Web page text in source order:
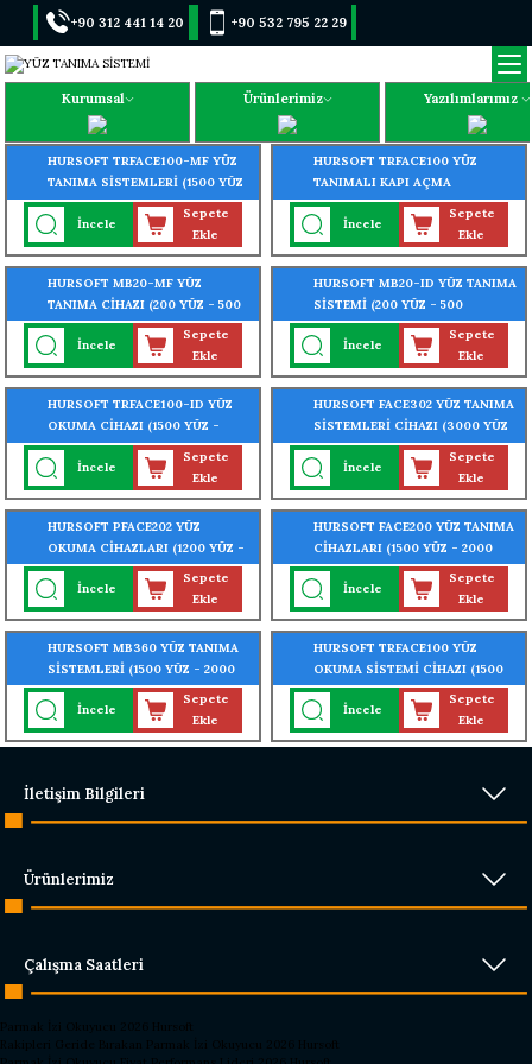
+90 312 441 14 20 +90 532 795 22 29
Kurumsal Ürünlerimiz Yazılımlarımız
HURSOFT TRFACE100-MF YÜZ
TANIMA SİSTEMLERİ (1500 YÜZ
- 2000 PARMAK - 2000 KART
OKUMA ÖZELLİĞİ)
İncele
Sepete
Ekle
HURSOFT TRFACE100 YÜZ
TANIMALI KAPI AÇMA
SİSTEMLERİ(1500 YÜZ TANIMA
ÖZELLİĞİ)
İncele
Sepete
Ekle
HURSOFT MB20-MF YÜZ
TANIMA CİHAZI (200 YÜZ - 500
PARMAK-1000 KART TANIMA
ÖZELLİĞİ)
İncele
Sepete
Ekle
HURSOFT MB20-ID YÜZ TANIMA
SİSTEMİ (200 YÜZ - 500
PARMAK - 1000 KART TANIMA
ÖZELLİĞİ)
İncele
Sepete
Ekle
HURSOFT TRFACE100-ID YÜZ
OKUMA CİHAZI (1500 YÜZ -
2000 PARMAK - 2000 KART
OKUMA ÖZELLİĞİ)
İncele
Sepete
Ekle
HURSOFT FACE302 YÜZ TANIMA
SİSTEMLERİ CİHAZI (3000 YÜZ
- 4000 PARMAK OKUMA
ÖZELLİĞİ)
İncele
Sepete
Ekle
HURSOFT PFACE202 YÜZ
OKUMA CİHAZLARI (1200 YÜZ -
600 AVUÇ İÇİ - 3000 PARMAK
OKUMA ÖZELLİĞİ)
İncele
Sepete
Ekle
HURSOFT FACE200 YÜZ TANIMA
CİHAZLARI (1500 YÜZ - 2000
KART OKUMA ÖZELLİĞİ)
İncele
Sepete
Ekle
HURSOFT MB360 YÜZ TANIMA
SİSTEMLERİ (1500 YÜZ - 2000
PARMAK İZİ - 2000 KART
OKUMA ÖZELLİĞİ)
İncele
Sepete
Ekle
HURSOFT TRFACE100 YÜZ
OKUMA SİSTEMİ CİHAZI (1500
YÜZ - 2000 PARMAK - 2000
KART OKUMA ÖZELLİĞİ)
İncele
Sepete
Ekle
İletişim Bilgileri
Ürünlerimiz
Çalışma Saatleri
Parmak İzi Okuyucu 2026 Hursoft
Rakipleri Geride Bırakan Parmak İzi Okuyucu 2026 Hursoft